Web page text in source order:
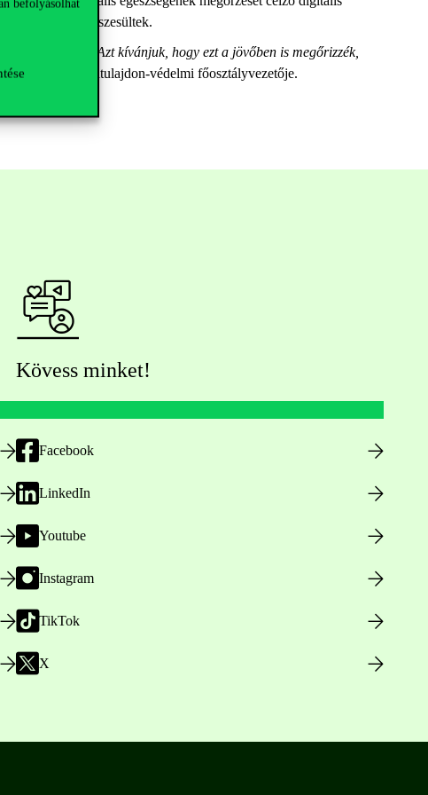
befolyásolhat
díjazásban is részesültek.
tanúi. Azt kívánjuk, hogy ezt a jövőben is megőrizzék,
Jogi és szellemitulajdon-védelmi főosztályvezetője.
Kövess minket!
Facebook
LinkedIn
Youtube
Instagram
TikTok
X